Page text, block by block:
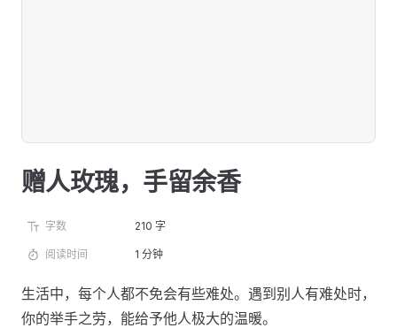
赠人玫瑰，手留余香
字数 210 字
阅读时间 1 分钟
生活中，每个人都不免会有些难处。遇到别人有难处时，
你的举手之劳，能给予他人极大的温暖。